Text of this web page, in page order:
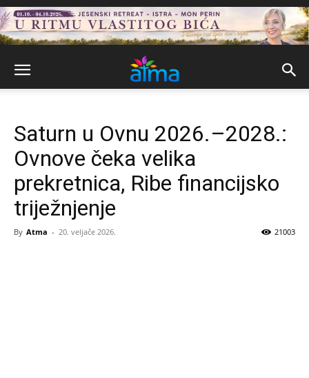
Saturn u Ovnu 2026.–2028.:
Ovnove čeka velika
prekretnica, Ribe financijsko
triježnjenje
By Atma - 20. veljače 2026. 21003